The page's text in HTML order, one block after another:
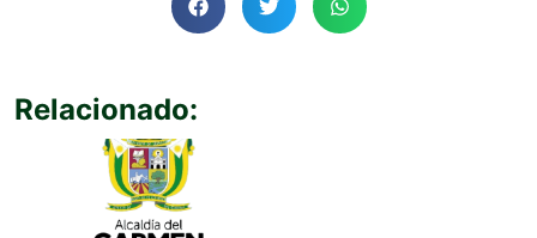
Relacionado: